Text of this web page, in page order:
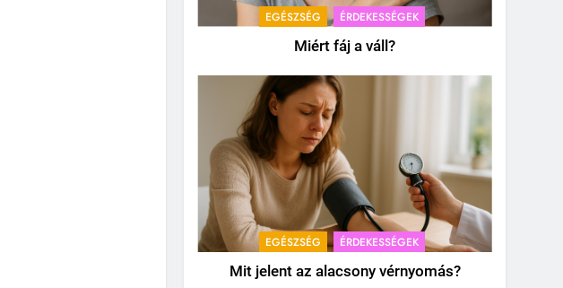
EGÉSZSÉG ÉRDEKESSÉGEK
Miért fáj a váll?
EGÉSZSÉG ÉRDEKESSÉGEK
Mit jelent az alacsony vérnyomás?